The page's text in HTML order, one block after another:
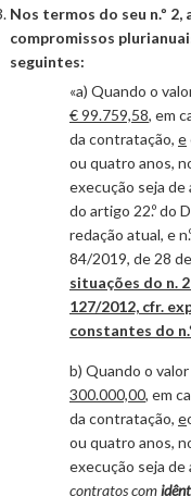
Nos termos do seu n.º
compromissos
seguintes:
«a) Quando o
€ 99.759,58, em
da contratação, e
ou quatro anos,
execução seja de
do artigo 22.º do
redação atual, e
84/2019, de 28
situações do n.
127/2012, cfr.
constantes do
b) Quando o
300.000,00, em
da contratação, e
ou quatro anos,
execução seja de
contratos com